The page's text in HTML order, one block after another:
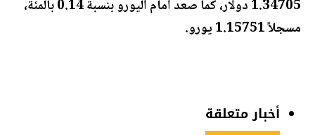
1.34705 دولار، كما صعد أمام اليورو بنسبة 0.14 بالمئة،
مسجلاً 1.15751 يورو.
أخبار متعلقة